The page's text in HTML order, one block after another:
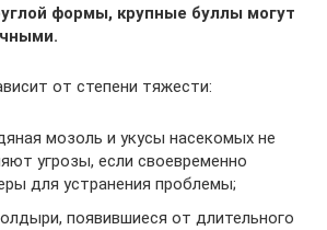
формы, крупные буллы могут
от степени тяжести:
мозоль и укусы насекомых не
угрозы, если своевременно
для устранения проблемы;
появившиеся от длительного